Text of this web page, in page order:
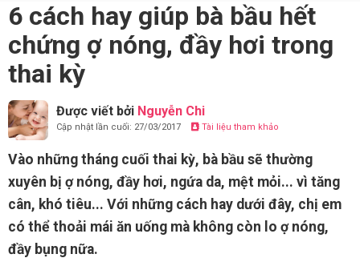
6 cách hay giúp bà bầu hết
chứng ợ nóng, đầy hơi trong
thai kỳ
Được viết bởi Nguyễn Chi
Cập nhật lần cuối: 27/03/2017 Tài liệu tham khảo
Vào những tháng cuối thai kỳ, bà bầu sẽ thường
xuyên bị ợ nóng, đầy hơi, ngứa da, mệt mỏi... vì tăng
cân, khó tiêu... Với những cách hay dưới đây, chị em
có thể thoải mái ăn uống mà không còn lo ợ nóng,
đầy bụng nữa.